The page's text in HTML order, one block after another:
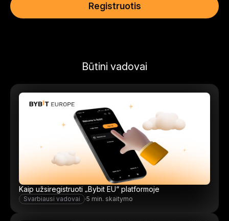
Registruotis
Būtini vadovai
Kaip užsiregistruoti „Bybit EU“ platformoje
Svarbiausi vadovai ·5 min. skaitymo